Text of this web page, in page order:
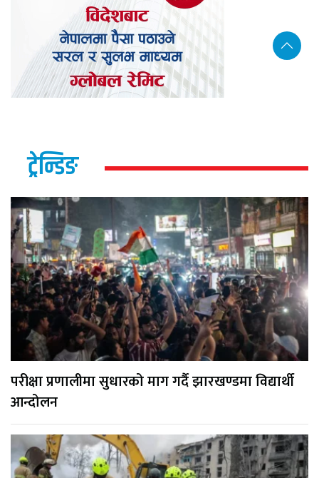
ट्रेन्डिङ
परीक्षा प्रणालीमा सुधारको माग गर्दै झारखण्डमा विद्यार्थी
आन्दोलन